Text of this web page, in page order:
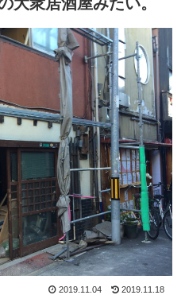
2019.11.04 2019.11.18